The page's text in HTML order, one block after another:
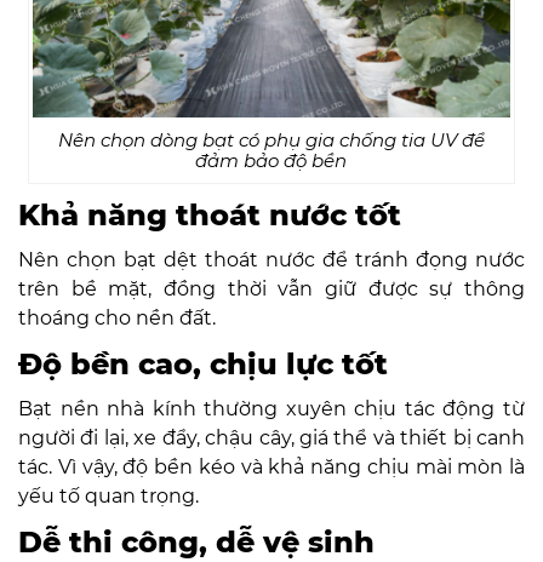
Nên chọn dòng bạt có phụ gia chống tia UV để
đảm bảo độ bền
Khả năng thoát nước tốt
Nên chọn bạt dệt thoát nước để tránh đọng nước
trên bề mặt, đồng thời vẫn giữ được sự thông
thoáng cho nền đất.
Độ bền cao, chịu lực tốt
Bạt nền nhà kính thường xuyên chịu tác động từ
người đi lại, xe đẩy, chậu cây, giá thể và thiết bị canh
tác. Vì vậy, độ bền kéo và khả năng chịu mài mòn là
yếu tố quan trọng.
Dễ thi công, dễ vệ sinh